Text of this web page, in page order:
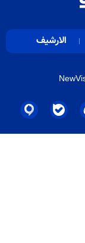
الارشيف